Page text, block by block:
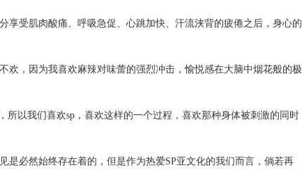
享受肌肉酸痛、呼吸急促、心跳加快、汗流浃背的疲倦之后，身心的
欢，因为我喜欢麻辣对味蕾的强烈冲击，愉悦感在大脑中烟花般的极
所以我们喜欢sp，喜欢这样的一个过程，喜欢那种身体被刺激的同时
是必然始终存在着的，但是作为热爱SP亚文化的我们而言，倘若再